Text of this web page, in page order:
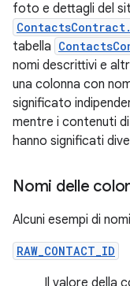
foto e dettagli del
tabella
nomi descrittivi e
una colonna con
significato
mentre i contenuti
hanno significati
Nomi delle
Alcuni esempi di
RAW_CONTACT_ID
Il valore della